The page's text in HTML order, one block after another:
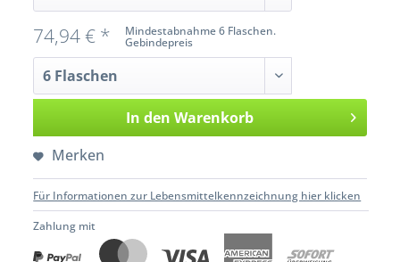
Mindestabnahme 6 Flaschen.
Gebindepreis
74,94 € *
In den Warenkorb
Merken
Für Informationen zur Lebensmittelkennzeichnung hier klicken
Zahlung mit